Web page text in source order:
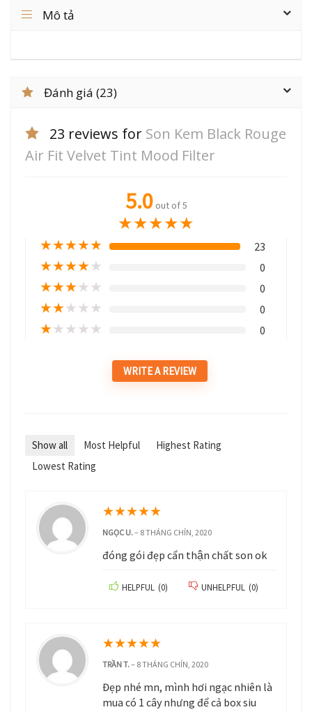
Mô tả
Đánh giá (23)
23 reviews for Son Kem Black Rouge
Air Fit Velvet Tint Mood Filter
5.0 out of 5
★★★★★
★★★★★ 23
★★★★★ 0
★★★★★ 0
★★★★★ 0
★★★★★ 0
WRITE A REVIEW
Show all Most Helpful
Highest Rating
Lowest Rating
★★★★★
NGỌC U.– 8 THÁNG CHÍN, 2020
đóng gói đẹp cẩn thận chất son ok
HELPFUL (0) UNHELPFUL (0)
★★★★★
TRẦN T.– 8 THÁNG CHÍN, 2020
Đẹp nhé mn, mình hơi ngạc nhiên là
mua có 1 cây nhưng để cả box siu